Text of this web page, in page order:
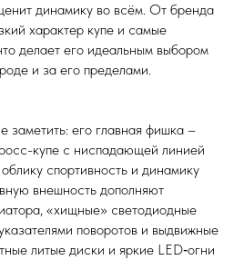
динамику во всём. От бренда
характер купе и самые
делает его идеальным выбором
и за его пределами.
заметить: его главная фишка –
купе с ниспадающей линией
спортивность и динамику
внешность дополняют
«хищные» светодиодные
поворотов и выдвижные
литые диски и яркие LED‑огни